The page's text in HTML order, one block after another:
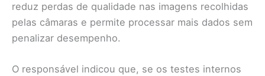
reduz perdas de qualidade nas imagens recolhidas
pelas câmaras e permite processar mais dados sem
penalizar desempenho.
O responsável indicou que, se os testes internos